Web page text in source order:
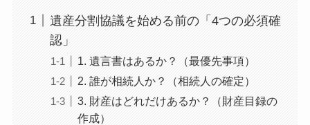
遺産分割協議を始める前の「4つの必須確
認」
1. 遺言書はあるか？（最優先事項）
2. 誰が相続人か？（相続人の確定）
3. 財産はどれだけあるか？（財産目録の
作成）